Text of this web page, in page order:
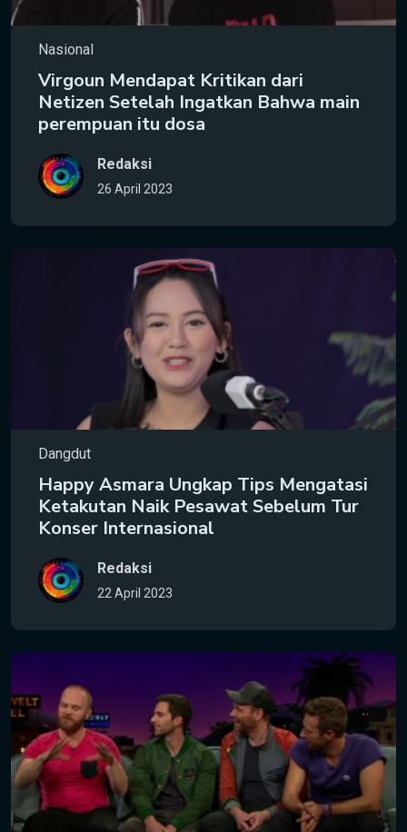
Nasional
Virgoun Mendapat Kritikan dari
Netizen Setelah Ingatkan Bahwa main
perempuan itu dosa
Redaksi
26 April 2023
Dangdut
Happy Asmara Ungkap Tips Mengatasi
Ketakutan Naik Pesawat Sebelum Tur
Konser Internasional
Redaksi
22 April 2023